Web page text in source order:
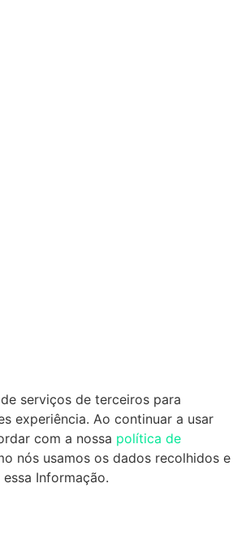
serviços de terceiros para
experiência. Ao continuar a usar
com a nossa política de
nós usamos os dados recolhidos e
Informação.